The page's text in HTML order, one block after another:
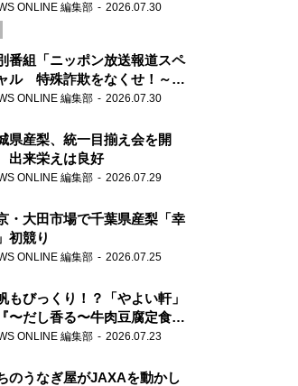
ONLINE 編集部 2026.07.30
番組「ニッポン放送報道スペ
ル 特殊詐欺をなくせ！～被
・加害者・警視庁が語るトク
ONLINE 編集部 2026.07.30
県産梨、統一目揃え会を開
来栄えは良好
ONLINE 編集部 2026.07.29
・大田市場で千葉県産梨「幸
初競り
ONLINE 編集部 2026.07.25
もびっくり！？「やよい軒」
〜だし香る〜牛肉豆腐定食』
り高すぎる
ONLINE 編集部 2026.07.23
のうなぎ屋がJAXAを動かし